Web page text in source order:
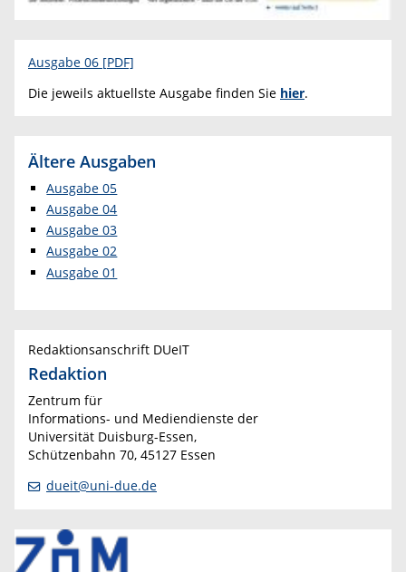
Ausgabe 06 [PDF]
Die jeweils aktuellste Ausgabe finden Sie hier.
Ältere Ausgaben
Ausgabe 05
Ausgabe 04
Ausgabe 03
Ausgabe 02
Ausgabe 01
Redaktionsanschrift DUeIT
Redaktion
Zentrum für
Informations- und Mediendienste der
Universität Duisburg-Essen,
Schützenbahn 70, 45127 Essen
dueit@uni-due.de